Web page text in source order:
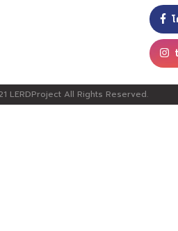
LERDProject All Rights Reserved.